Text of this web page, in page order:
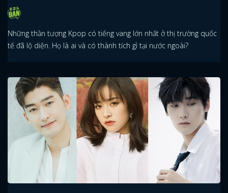
Những thần tượng Kpop có tiếng vang lớn nhất ở thị trường quốc
tế đã lộ diện. Họ là ai và có thành tích gì tại nước ngoài?